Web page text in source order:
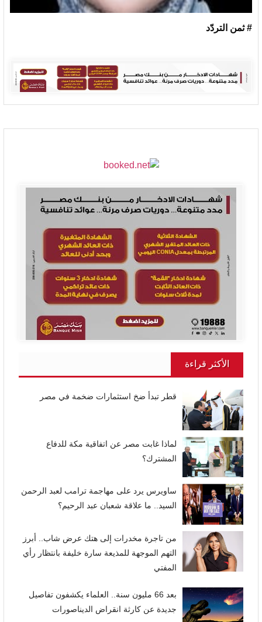
# ثمن التردّد
الأكثر قراءة
قطر تبدأ ضخ استثمارات ضخمة في مصر
لماذا غابت مصر عن اتفاقية مكة للدفاع
المشترك؟
ساويرس يرد على مهاجمة ترامب لعبد الرحمن
السيد.. ما علاقة شعبان عبد الرحيم؟
من تاجرة مخدرات إلى هتك عرض شاب.. أبرز
التهم الموجهة للمذيعة سارة خليفة بانتظار رأي
المفتي
بعد 66 مليون سنة.. العلماء يكشفون تفاصيل
جديدة عن كارثة انقراض الديناصورات